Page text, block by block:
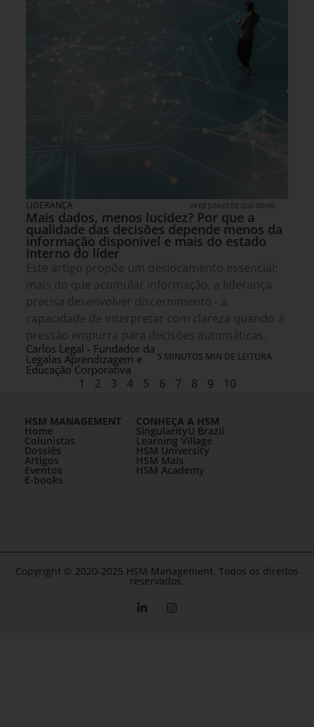
LIDERANÇA 24 DE JUNHO DE 2026 08H00
Mais dados, menos lucidez? Por que a
qualidade das decisões depende menos da
informação disponível e mais do estado
interno do líder
Este artigo propõe um deslocamento essencial:
mais do que acumular informação, a liderança
precisa desenvolver discernimento - a
capacidade de interpretar com clareza quando a
pressão empurra para decisões automáticas.
Carlos Legal - Fundador da
Legalas Aprendizagem e
Educação Corporativa
5 MINUTOS MIN DE LEITURA
1 2 3 4 5 6 7 8 9 10
HSM MANAGEMENT
Home
Colunistas
Dossiês
Artigos
Eventos
E-books
CONHEÇA A HSM
SingularityU Brazil
Learning Village
HSM University
HSM Mais
HSM Academy
Copyright © 2020-2025 HSM Management. Todos os direitos
reservados.